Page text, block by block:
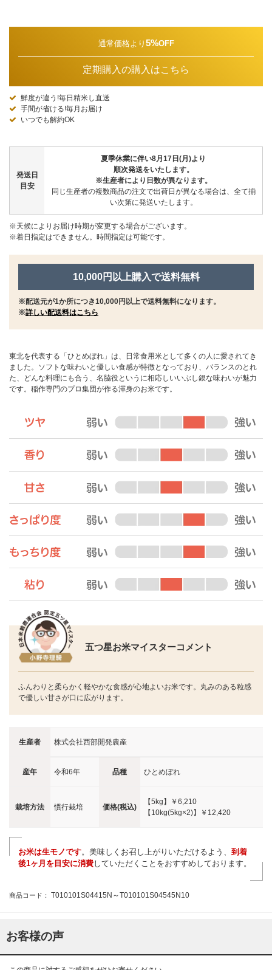
通常価格より 5%OFF
定期購入の購入はこちら
鮮度が違う!毎日精米し直送
手間が省ける!毎月お届け
いつでも解約OK
発送日
目安
夏季休業に伴い8月17日(月)より
順次発送をいたします。
※生産者により日数が異なります。
同じ生産者の複数商品の注文で出荷日が異なる場合は、全て揃
い次第に発送いたします。
※天候によりお届け時期が変更する場合がございます。
※着日指定はできません。時間指定は可能です。
10,000円以上購入で送料無料
※配送元が1か所につき10,000円以上で送料無料になります。
※詳しい配送料はこちら
東北を代表する「ひとめぼれ」は、日常食用米として多くの人に愛されてき
ました。ソフトな味わいと優しい食感が特徴となっており、バランスのとれ
た、どんな料理にも合う、名脇役というに相応しいいぶし銀な味わいが魅力
です。稲作専門のプロ集団が作る渾身のお米です。
五つ星お米マイスターコメント
ふんわりと柔らかく軽やかな食感が心地よいお米です。丸みのある粒感
で優しい甘さが口に広がります。
生産者 株式会社西部開発農産
産年 令和6年 品種 ひとめぼれ
栽培方法 慣行栽培 価格(税込)
【5kg】
￥6,210
【10kg(5kg×2)】
￥12,420
お米は生モノです。美味しくお召し上がりいただけるよう、 到着
後1ヶ月を目安に消費していただくことをおすすめしております。
商品コード： T010101S04415N～T010101S04545N10
お客様の声